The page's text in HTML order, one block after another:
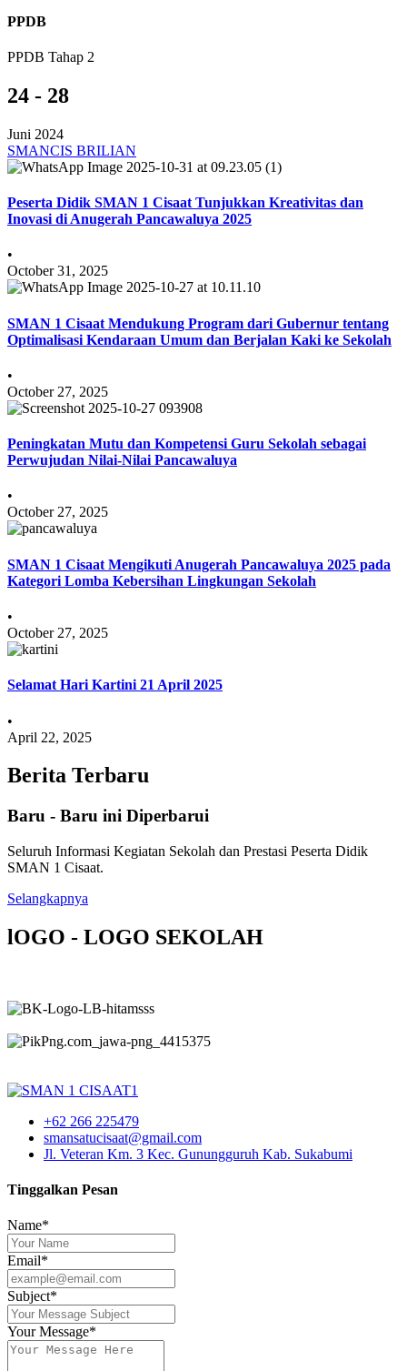
PPDB
PPDB Tahap 2
24 - 28
Juni 2024
SMANCIS BRILIAN
Peserta Didik SMAN 1 Cisaat Tunjukkan Kreativitas dan
Inovasi di Anugerah Pancawaluya 2025
•
October 31, 2025
SMAN 1 Cisaat Mendukung Program dari Gubernur tentang
Optimalisasi Kendaraan Umum dan Berjalan Kaki ke Sekolah
•
October 27, 2025
Peningkatan Mutu dan Kompetensi Guru Sekolah sebagai
Perwujudan Nilai-Nilai Pancawaluya
•
October 27, 2025
SMAN 1 Cisaat Mengikuti Anugerah Pancawaluya 2025 pada
Kategori Lomba Kebersihan Lingkungan Sekolah
•
October 27, 2025
Selamat Hari Kartini 21 April 2025
•
April 22, 2025
Berita Terbaru
Baru - Baru ini Diperbarui
Seluruh Informasi Kegiatan Sekolah dan Prestasi Peserta Didik
SMAN 1 Cisaat.
Selangkapnya
lOGO - LOGO SEKOLAH
+62 266 225479
smansatucisaat@gmail.com
Jl. Veteran Km. 3 Kec. Gunungguruh Kab. Sukabumi
Tinggalkan Pesan
Name*
Email*
Subject*
Your Message*